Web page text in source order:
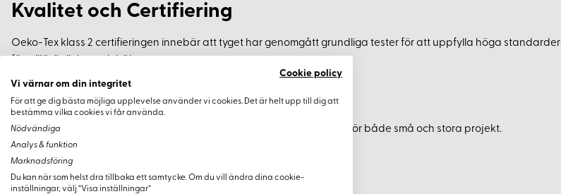
Kvalitet och Certifiering
Oeko-Tex klass 2 certifieringen innebär att tyget har genomgått grundliga tester för att uppfylla höga standarder
Beställningsinformation
Tyg kan beställas med ett minimum av 0,5 meter, vilket gör det lämpligt för både små och stora projekt.
Cookie policy
Vi värnar om din integritet
För att ge dig bästa möjliga upplevelse använder vi cookies. Det är helt upp till dig att
bestämma vilka cookies vi får använda.
Nödvändiga
Analys & funktion
Marknadsföring
Du kan när som helst dra tillbaka ett samtycke. Om du vill ändra dina cookie-
inställningar, välj “Visa inställningar”